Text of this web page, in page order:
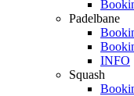
Padelbane
INFO
Squash